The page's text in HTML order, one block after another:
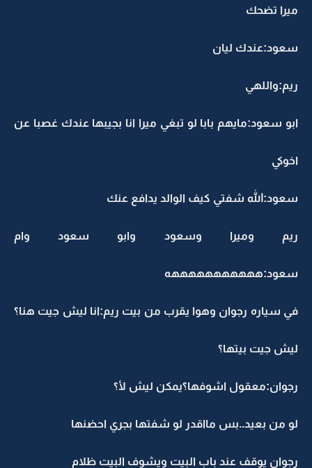
ميرا تضحك
سعود:عندك ليان
ريم:واللهي
ابو سعود:مايهم بابا لو تبغي ميرا انا بجيبها عندك غصبا عن
اخوكي
سعود:الله شفتي كيف الوالد يدافع عنك
ريم وميرا وسعود وابو سعود وام
سعود:هههههههههههه
في سياره رجوان وهوا يقرب من بيت ريم:انا ليش جيت هنا؟
ليش جيت بيتها؟
رجوان:معقول اشوفها؟يمكن ليش لأ؟
لو من بعيد..بس مااقدر لو شفتها بجري احضنها
رجوان يوقف عند باب البيت ويشوف البيت ظلام